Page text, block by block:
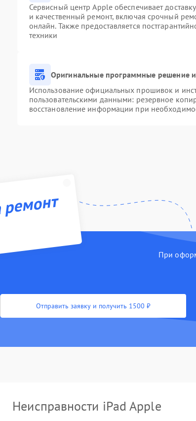
Сервисный центр Apple обеспечивает
и качественный ремонт, включая срочный
онлайн. Также предоставляется
техники
Оригинальные программные решение
Использование официальных прошивок и
пользовательскими данными: резервное
восстановление информации при
При
Отправить заявку и получить 1500 ₽
Неисправности iPad Apple